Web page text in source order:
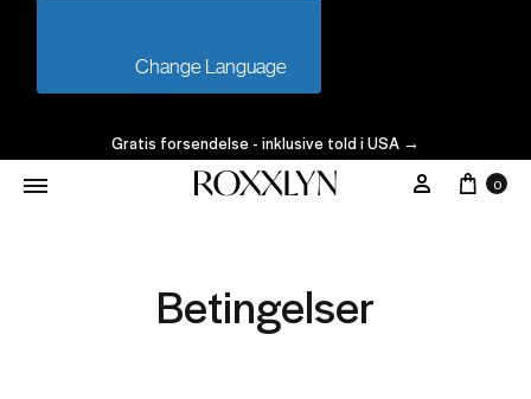
Gratis forsendelse - inklusive told i USA →
0
Betingelser